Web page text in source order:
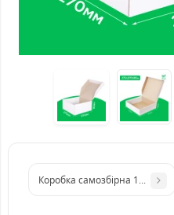
Коробка самозбірна